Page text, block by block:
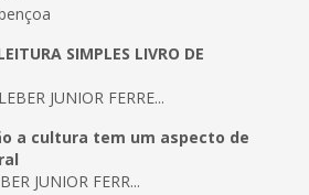
SIMPLES LIVRO DE
JUNIOR FERRE...
a cultura tem um aspecto de
JUNIOR FERR...